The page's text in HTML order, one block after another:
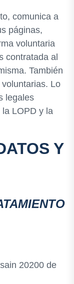
comunica a
páginas,
voluntaria
contratada al
También
Lo
legales
LOPD y la
Y
20200 de